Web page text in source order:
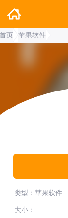
页 苹果软件
类型：苹果软件
大小：